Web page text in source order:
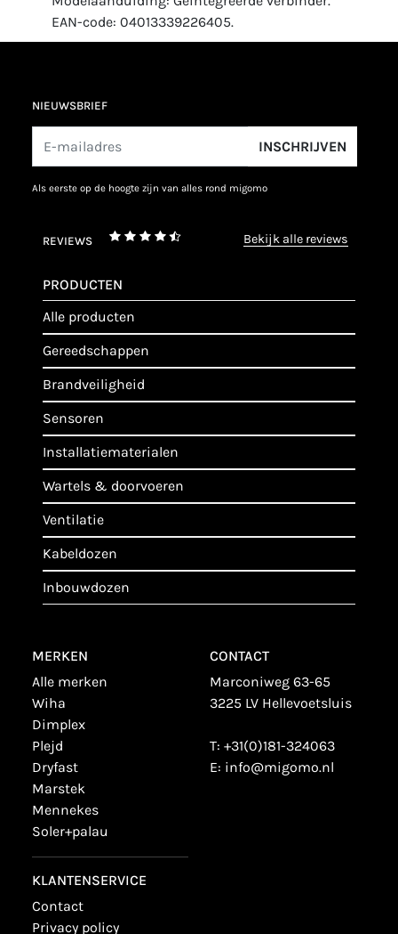
EAN-code: 04013339226405.
NIEUWSBRIEF
INSCHRIJVEN
als eerste op de hoogte zijn van alles rond migomo
REVIEWS bekijk alle reviews
PRODUCTEN
alle producten
gereedschappen
brandveiligheid
sensoren
installatiematerialen
wartels & doorvoeren
ventilatie
kabeldozen
inbouwdozen
MERKEN
alle merken
wiha
dimplex
plejd
dryfast
marstek
mennekes
soler+palau
KLANTENSERVICE
contact
privacy policy
CONTACT
Marconiweg 63-65
3225 LV Hellevoetsluis
T: +31(0)181-324063
E: info@migomo.nl